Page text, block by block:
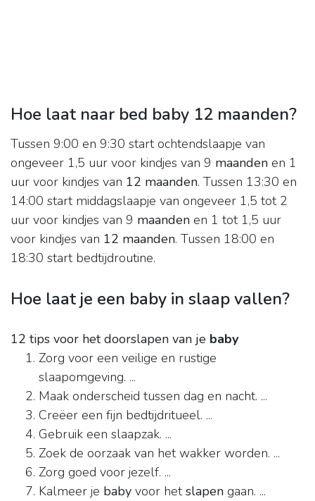
Hoe laat naar bed baby 12 maanden?
Tussen 9:00 en 9:30 start ochtendslaapje van
ongeveer 1,5 uur voor kindjes van 9 maanden en 1
uur voor kindjes van 12 maanden. Tussen 13:30 en
14:00 start middagslaapje van ongeveer 1,5 tot 2
uur voor kindjes van 9 maanden en 1 tot 1,5 uur
voor kindjes van 12 maanden. Tussen 18:00 en
18:30 start bedtijdroutine.
Hoe laat je een baby in slaap vallen?
12 tips voor het doorslapen van je baby
Zorg voor een veilige en rustige
slaapomgeving. ...
Maak onderscheid tussen dag en nacht. ...
Creëer een fijn bedtijdritueel. ...
Gebruik een slaapzak. ...
Zoek de oorzaak van het wakker worden. ...
Zorg goed voor jezelf. ...
Kalmeer je baby voor hetslapen gaan. ...